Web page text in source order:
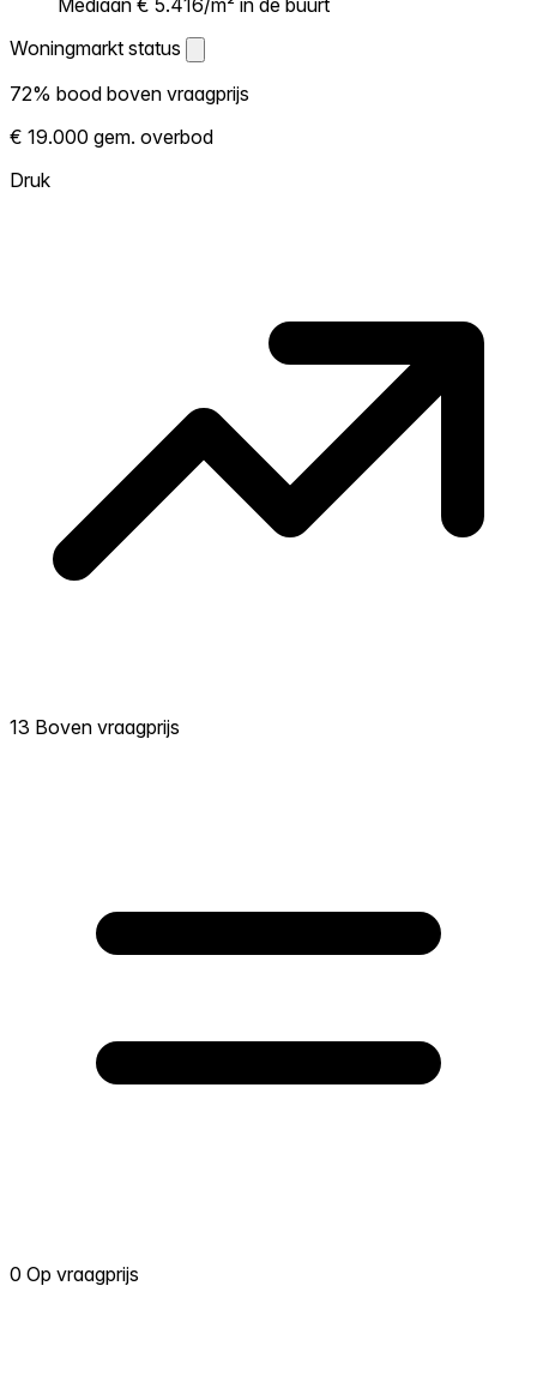
Woningmarkt status
Woningmarkt status
Laat zien hoe competitief de markt hier is.
Hoe meer woningen boven vraagprijs
verkopen, hoe heter. Heet? Verwacht
72% bood boven vraagprijs
€ 19.000 gem. overbod
Druk
13 Boven vraagprijs
0 Op vraagprijs